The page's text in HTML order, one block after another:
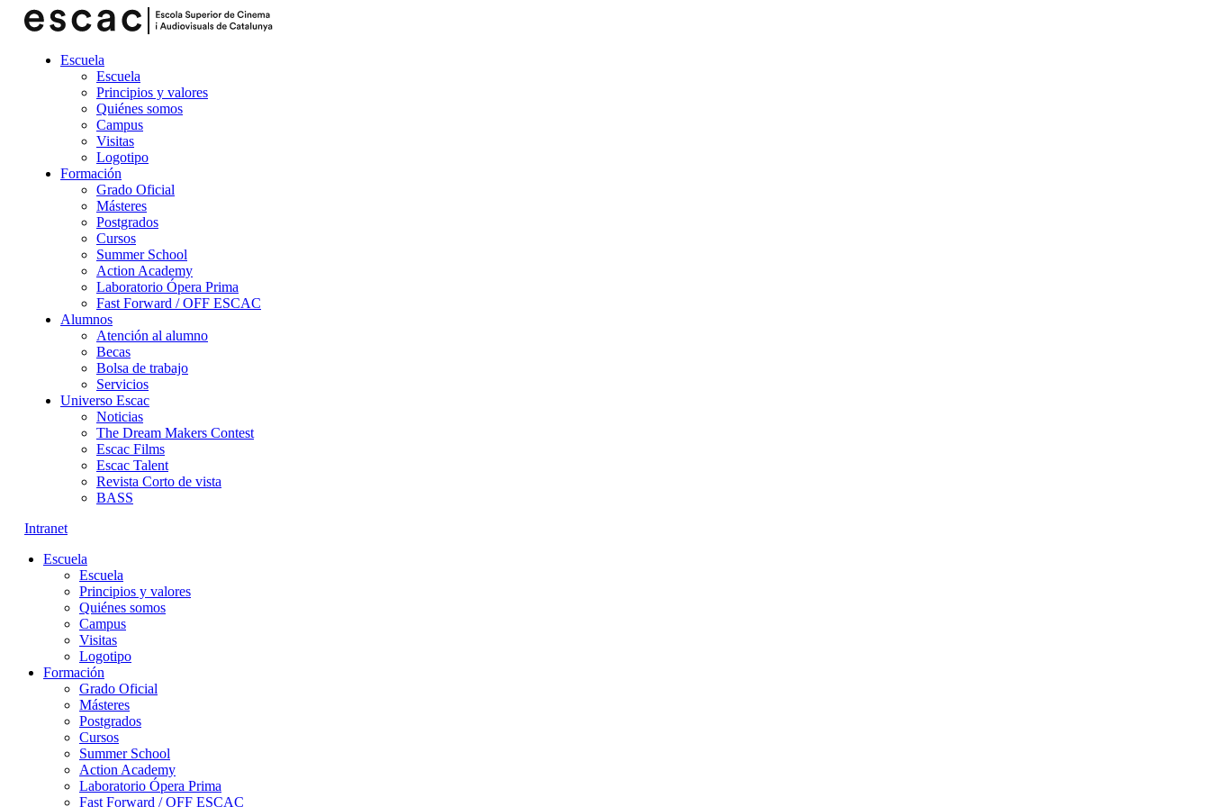
Escuela
Escuela
Principios y valores
Quiénes somos
Campus
Visitas
Logotipo
Formación
Grado Oficial
Másteres
Postgrados
Cursos
Summer School
Action Academy
Laboratorio Ópera Prima
Fast Forward / OFF ESCAC
Alumnos
Atención al alumno
Becas
Bolsa de trabajo
Servicios
Universo Escac
Noticias
The Dream Makers Contest
Escac Films
Escac Talent
Revista Corto de vista
BASS
Intranet
Escuela
Escuela
Principios y valores
Quiénes somos
Campus
Visitas
Logotipo
Formación
Grado Oficial
Másteres
Postgrados
Cursos
Summer School
Action Academy
Laboratorio Ópera Prima
Fast Forward / OFF ESCAC